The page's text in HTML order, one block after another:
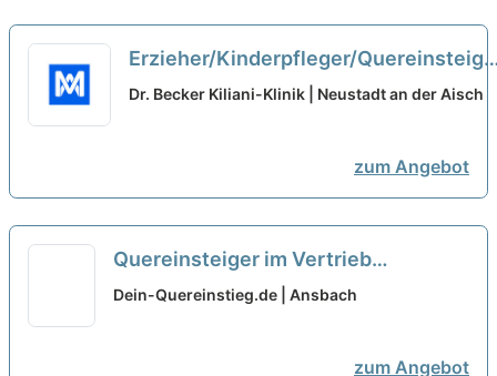
Erzieher/Kinderpfleger/
(m/w/d) Kinderbetreuung Minijob neu
Dr. Becker Kiliani-Klinik | Neustadt an der Aisch
zum Angebot
Quereinsteiger im Vertrieb
(Außendienst) (m/w/d) neu
Dein-Quereinstieg.de | Ansbach
zum Angebot